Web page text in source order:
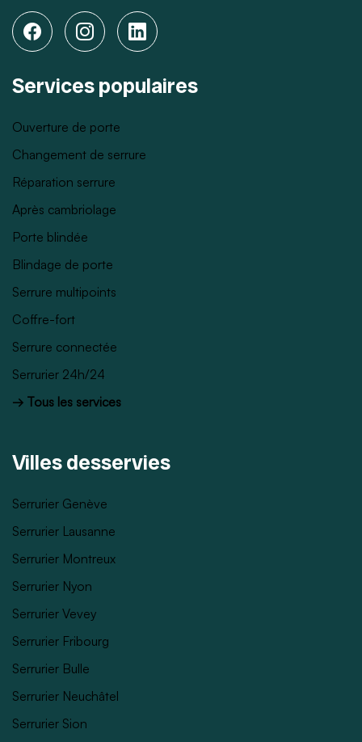
Services populaires
Ouverture de porte
Changement de serrure
Réparation serrure
Après cambriolage
Porte blindée
Blindage de porte
Serrure multipoints
Coffre-fort
Serrure connectée
Serrurier 24h/24
→ Tous les services
Villes desservies
Serrurier Genève
Serrurier Lausanne
Serrurier Montreux
Serrurier Nyon
Serrurier Vevey
Serrurier Fribourg
Serrurier Bulle
Serrurier Neuchâtel
Serrurier Sion